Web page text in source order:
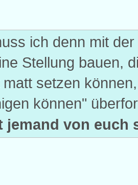
ich denn mit
Stellung bauen,
setzen
können"
jemand von euch